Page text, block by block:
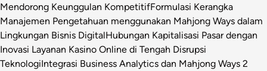
Mendorong Keunggulan KompetitifFormulasi Kerangka
Manajemen Pengetahuan menggunakan Mahjong Ways dalam
Lingkungan Bisnis DigitalHubungan Kapitalisasi Pasar dengan
Inovasi Layanan Kasino Online di Tengah Disrupsi
TeknologiIntegrasi Business Analytics dan Mahjong Ways 2